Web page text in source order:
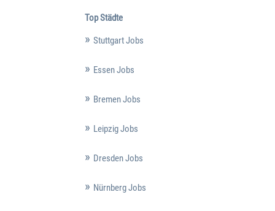
Top Städte
Stuttgart Jobs
Essen Jobs
Bremen Jobs
Leipzig Jobs
Dresden Jobs
Nürnberg Jobs